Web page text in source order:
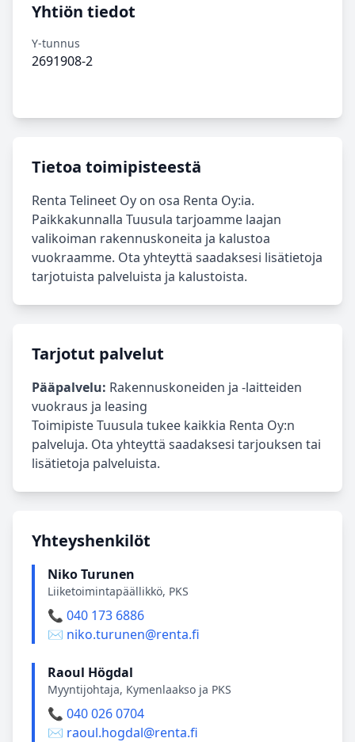
Yhtiön tiedot
Y-tunnus
2691908-2
Tietoa toimipisteestä
Renta Telineet Oy on osa Renta Oy:ia.
Paikkakunnalla Tuusula tarjoamme laajan
valikoiman rakennuskoneita ja kalustoa
vuokraamme. Ota yhteyttä saadaksesi lisätietoja
tarjotuista palveluista ja kalustoista.
Tarjotut palvelut
Pääpalvelu: Rakennuskoneiden ja -laitteiden
vuokraus ja leasing
Toimipiste Tuusula tukee kaikkia Renta Oy:n
palveluja. Ota yhteyttä saadaksesi tarjouksen tai
lisätietoja palveluista.
Yhteyshenkilöt
Niko Turunen
Liiketoimintapäällikkö, PKS
📞 040 173 6886
✉️ niko.turunen@renta.fi
Raoul Högdal
Myyntijohtaja, Kymenlaakso ja PKS
📞 040 026 0704
✉️ raoul.hogdal@renta.fi